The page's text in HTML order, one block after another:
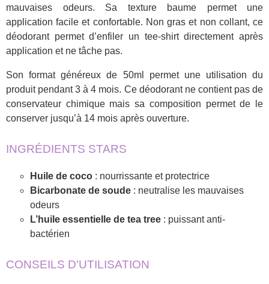
mauvaises odeurs. Sa texture baume permet une
application facile et confortable. Non gras et non collant, ce
déodorant permet d’enfiler un tee-shirt directement après
application et ne tâche pas.
Son format généreux de 50ml permet une utilisation du
produit pendant 3 à 4 mois. Ce déodorant ne contient pas de
conservateur chimique mais sa composition permet de le
conserver jusqu’à 14 mois après ouverture.
INGRÉDIENTS STARS
Huile de coco : nourrissante et protectrice
Bicarbonate de soude : neutralise les mauvaises
odeurs
L’huile essentielle de tea tree : puissant anti-
bactérien
CONSEILS D'UTILISATION